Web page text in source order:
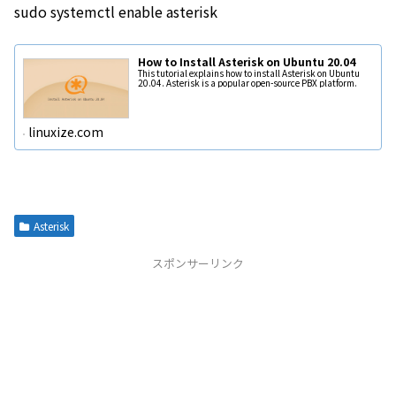
sudo systemctl enable asterisk
How to Install Asterisk on Ubuntu 20.04
This tutorial explains how to install Asterisk on Ubuntu
20.04. Asterisk is a popular open-source PBX platform.
linuxize.com
Asterisk
スポンサーリンク